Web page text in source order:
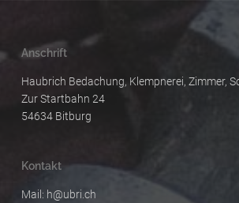
Anschrift
Haubrich Bedachung, Klempnerei, Zimmer,
Zur Startbahn 24
54634 Bitburg
Kontakt
Mail: h@ubri.ch